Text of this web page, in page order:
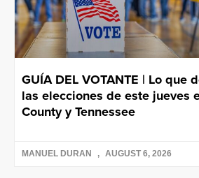
GUÍA DEL VOTANTE | Lo que
las elecciones de este jueves
County y Tennessee
MANUEL DURAN AUGUST 6, 2026